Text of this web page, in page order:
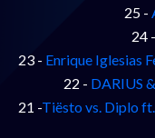
25 -
24 -
23 - Enrique Iglesias
22 - DARIUS
21 -Tiësto vs. Diplo